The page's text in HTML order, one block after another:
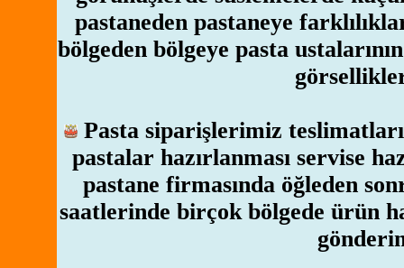
pastaneden pastaneye
bölgeden bölgeye pasta
Pasta siparişlerimiz
pastalar hazırlanması servise
pastane firmasında öğleden
saatlerinde birçok bölgede ürün